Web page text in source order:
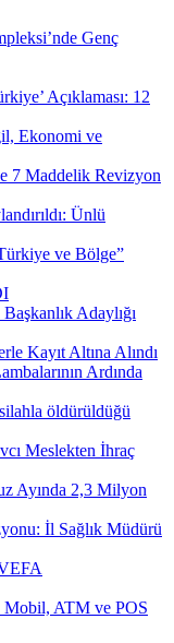
Genç
Açıklaması: 12
Ekonomi ve
7 Maddelik Revizyon
Ünlü
ve Bölge”
Adaylığı
Kayıt Altına Alındı
Ardında
öldürüldüğü
Meslekten İhraç
Ayında 2,3 Milyon
İl Sağlık Müdürü
Mobil, ATM ve POS